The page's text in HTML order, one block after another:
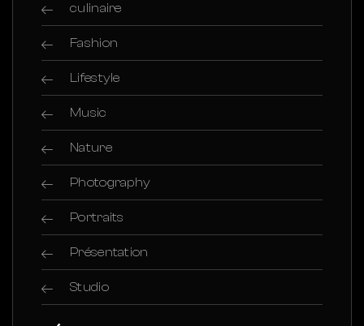
culinaire
Fashion
Lifestyle
Music
Nature
Photography
Portraits
Présentation
Studio